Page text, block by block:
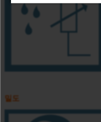
밀도